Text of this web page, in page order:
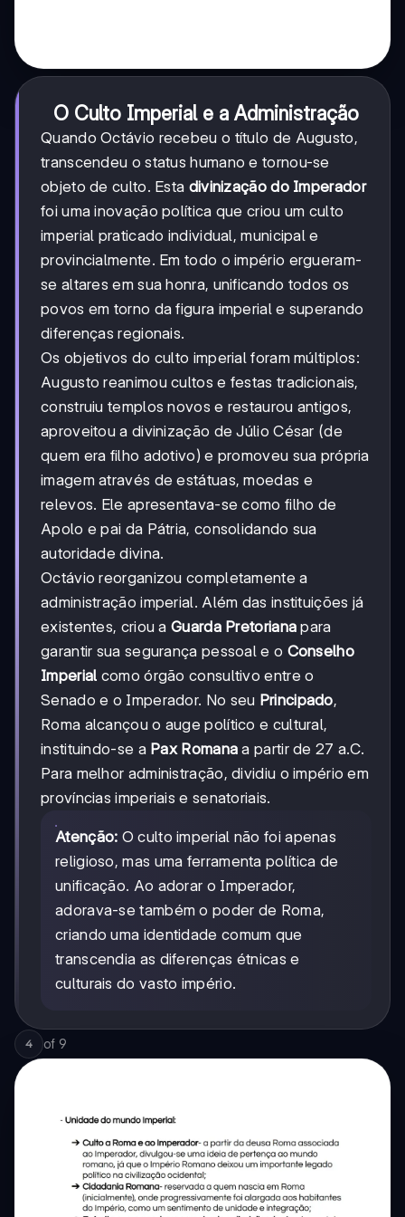
O Culto Imperial e a Administração
Quando Octávio recebeu o título de Augusto,
transcendeu o status humano e tornou-se
objeto de culto. Esta divinização do Imperador
foi uma inovação política que criou um culto
imperial praticado individual, municipal e
provincialmente. Em todo o império ergueram-
se altares em sua honra, unificando todos os
povos em torno da figura imperial e superando
diferenças regionais.
Os objetivos do culto imperial foram múltiplos:
Augusto reanimou cultos e festas tradicionais,
construiu templos novos e restaurou antigos,
aproveitou a divinização de Júlio César (de
quem era filho adotivo) e promoveu sua própria
imagem através de estátuas, moedas e
relevos. Ele apresentava-se como filho de
Apolo e pai da Pátria, consolidando sua
autoridade divina.
Octávio reorganizou completamente a
administração imperial. Além das instituições já
existentes, criou aGuarda Pretoriana para
garantir sua segurança pessoal e o Conselho
Imperial como órgão consultivo entre o
Senado e o Imperador. No seu Principado,
Roma alcançou o auge político e cultural,
instituindo-se a Pax Romana a partir de 27 a.C.
Para melhor administração, dividiu o império em
províncias imperiais e senatoriais.
Atenção: O culto imperial não foi apenas
religioso, mas uma ferramenta política de
unificação. Ao adorar o Imperador,
adorava-se também o poder de Roma,
criando uma identidade comum que
transcendia as diferenças étnicas e
culturais do vasto império.
4 of 9